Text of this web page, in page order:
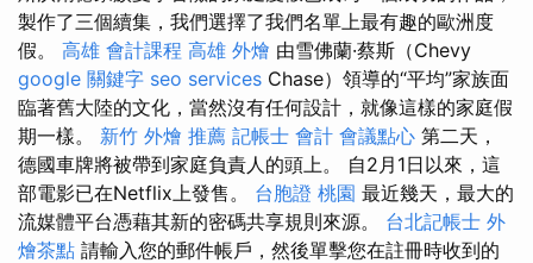
製作了三個續集，我們選擇了我們名單上最有趣的歐洲度
假。 高雄 會計課程 高雄 外燴 由雪佛蘭·蔡斯（Chevy
google 關鍵字 seo services Chase）領導的“平均”家族面
臨著舊大陸的文化，當然沒有任何設計，就像這樣的家庭假
期一樣。 新竹 外燴 推薦 記帳士 會計 會議點心 第二天，
德國車牌將被帶到家庭負責人的頭上。 自2月1日以來，這
部電影已在Netflix上發售。 台胞證 桃園 最近幾天，最大的
流媒體平台憑藉其新的密碼共享規則來源。 台北記帳士 外
燴茶點 請輸入您的郵件帳戶，然後單擊您在註冊時收到的